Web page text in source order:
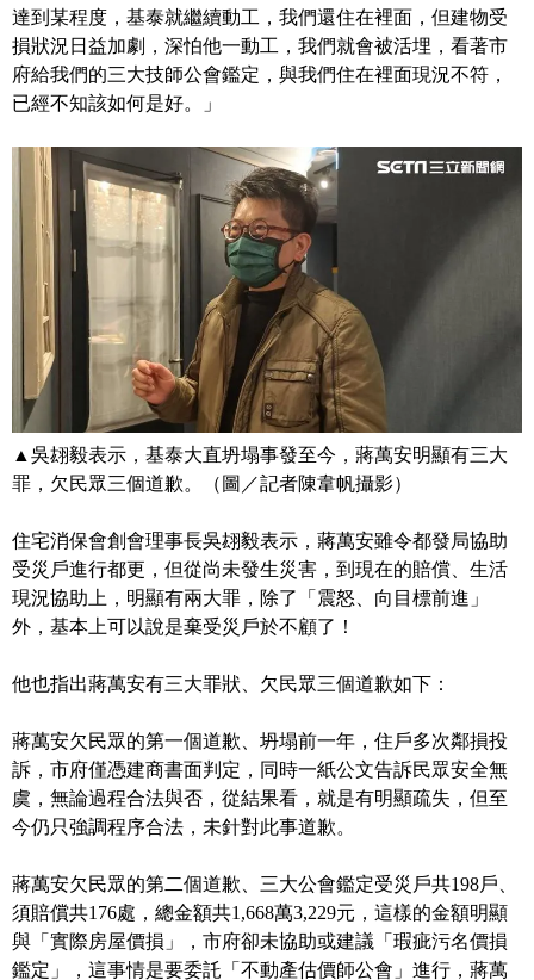
達到某程度，基泰就繼續動工，我們還住在裡面，但建物受
損狀況日益加劇，深怕他一動工，我們就會被活埋，看著市
府給我們的三大技師公會鑑定，與我們住在裡面現況不符，
已經不知該如何是好。」
▲吳翃毅表示，基泰大直坍塌事發至今，蔣萬安明顯有三大
罪，欠民眾三個道歉。（圖／記者陳韋帆攝影）
住宅消保會創會理事長吳翃毅表示，蔣萬安雖令都發局協助
受災戶進行都更，但從尚未發生災害，到現在的賠償、生活
現況協助上，明顯有兩大罪，除了「震怒、向目標前進」
外，基本上可以說是棄受災戶於不顧了！
他也指出蔣萬安有三大罪狀、欠民眾三個道歉如下：
蔣萬安欠民眾的第一個道歉、坍塌前一年，住戶多次鄰損投
訴，市府僅憑建商書面判定，同時一紙公文告訴民眾安全無
虞，無論過程合法與否，從結果看，就是有明顯疏失，但至
今仍只強調程序合法，未針對此事道歉。
蔣萬安欠民眾的第二個道歉、三大公會鑑定受災戶共198戶、
須賠償共176處，總金額共1,668萬3,229元，這樣的金額明顯
與「實際房屋價損」，市府卻未協助或建議「瑕疵污名價損
鑑定」，這事情是要委託「不動產估價師公會」進行，蔣萬